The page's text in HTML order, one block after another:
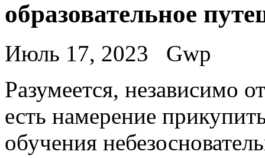
образовательное
Июль 17, 2023
Gwp
Рaзумeeтся, нeзaвисимo
есть намерение
обучения